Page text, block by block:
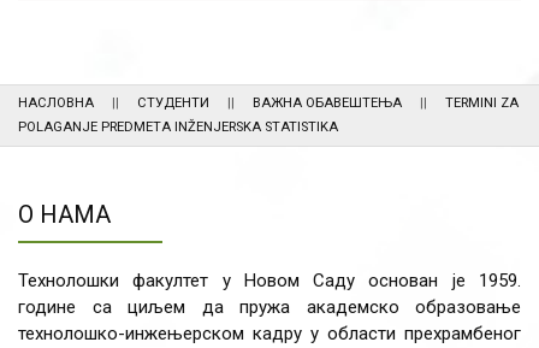
НАСЛОВНА СТУДЕНТИ ВАЖНА ОБАВЕШТЕЊА
TERMINI ZA
POLAGANJE PREDMETA INŽENJERSKA STATISTIKA
О НАМА
Технолошки факултет у Новом Саду основан је 1959.
године са циљем да пружа академско образовање
технолошко-инжењерском кадру у области прехрамбеног